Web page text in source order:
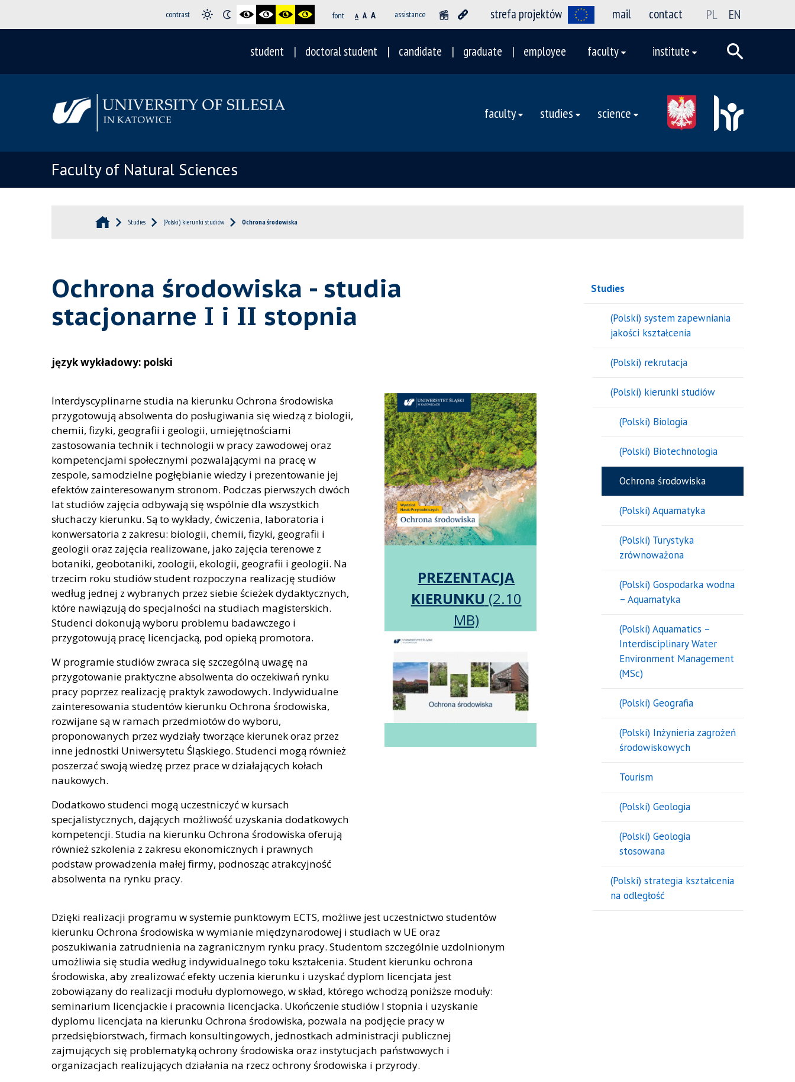
contrast font A A A assistance strefa projektów mail contact PL EN
student doctoral student candidate graduate employee faculty institute
faculty studies science
Faculty of Natural Sciences
Studies (Polski) kierunki studiów Ochrona środowiska
Ochrona środowiska - studia
stacjonarne I i II stopnia
język wykładowy: polski
Interdyscyplinarne studia na kierunku Ochrona środowiska
przygotowują absolwenta do posługiwania się wiedzą z biologii,
chemii, fizyki, geografii i geologii, umiejętnościami
zastosowania technik i technologii w pracy zawodowej oraz
kompetencjami społecznymi pozwalającymi na pracę w
zespole, samodzielne pogłębianie wiedzy i prezentowanie jej
efektów zainteresowanym stronom. Podczas pierwszych dwóch
lat studiów zajęcia odbywają się wspólnie dla wszystkich
słuchaczy kierunku. Są to wykłady, ćwiczenia, laboratoria i
konwersatoria z zakresu: biologii, chemii, fizyki, geografii i
geologii oraz zajęcia realizowane, jako zajęcia terenowe z
botaniki, geobotaniki, zoologii, ekologii, geografii i geologii. Na
trzecim roku studiów student rozpoczyna realizację studiów
według jednej z wybranych przez siebie ścieżek dydaktycznych,
które nawiązują do specjalności na studiach magisterskich.
Studenci dokonują wyboru problemu badawczego i
przygotowują pracę licencjacką, pod opieką promotora.
W programie studiów zwraca się szczególną uwagę na
przygotowanie praktyczne absolwenta do oczekiwań rynku
pracy poprzez realizację praktyk zawodowych. Indywidualne
zainteresowania studentów kierunku Ochrona środowiska,
rozwijane są w ramach przedmiotów do wyboru,
proponowanych przez wydziały tworzące kierunek oraz przez
inne jednostki Uniwersytetu Śląskiego. Studenci mogą również
poszerzać swoją wiedzę przez prace w działających kołach
naukowych.
Dodatkowo studenci mogą uczestniczyć w kursach
specjalistycznych, dających możliwość uzyskania dodatkowych
kompetencji. Studia na kierunku Ochrona środowiska oferują
również szkolenia z zakresu ekonomicznych i prawnych
podstaw prowadzenia małej firmy, podnosząc atrakcyjność
absolwenta na rynku pracy.
PREZENTACJA
KIERUNKU
Dzięki realizacji programu w systemie punktowym ECTS, możliwe jest uczestnictwo studentów
kierunku Ochrona środowiska w wymianie międzynarodowej i studiach w UE oraz
poszukiwania zatrudnienia na zagranicznym rynku pracy. Studentom szczególnie uzdolnionym
umożliwia się studia według indywidualnego toku kształcenia. Student kierunku ochrona
środowiska, aby zrealizować efekty uczenia kierunku i uzyskać dyplom licencjata jest
zobowiązany do realizacji modułu dyplomowego, w skład, którego wchodzą poniższe moduły:
seminarium licencjackie i pracownia licencjacka. Ukończenie studiów I stopnia i uzyskanie
dyplomu licencjata na kierunku Ochrona środowiska, pozwala na podjęcie pracy w
przedsiębiorstwach, firmach konsultingowych, jednostkach administracji publicznej
zajmujących się problematyką ochrony środowiska oraz instytucjach państwowych i
organizacjach realizujących działania na rzecz ochrony środowiska i przyrody.
Studies
(Polski) system zapewniania
jakości kształcenia
(Polski) rekrutacja
(Polski) kierunki studiów
(Polski) Biologia
(Polski) Biotechnologia
Ochrona środowiska
(Polski) Aquamatyka
(Polski) Turystyka
zrównoważona
(Polski) Gospodarka wodna
– Aquamatyka
(Polski) Aquamatics –
Interdisciplinary Water
Environment Management
(MSc)
(Polski) Geografia
(Polski) Inżynieria zagrożeń
środowiskowych
Tourism
(Polski) Geologia
(Polski) Geologia
stosowana
(Polski) strategia kształcenia
na odległość